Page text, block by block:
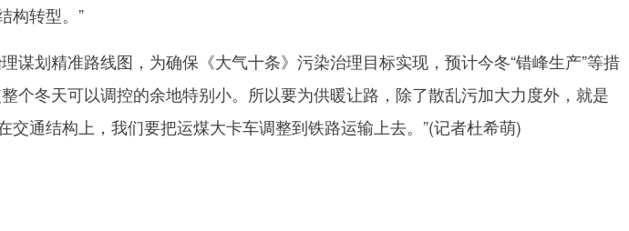
构转型。”
划精准路线图，为确保《大气十条》污染治理目标实现，预计今冬“错峰生产”等措
个冬天可以调控的余地特别小。所以要为供暖让路，除了散乱污加大力度外，就是
通结构上，我们要把运煤大卡车调整到铁路运输上去。”(记者杜希萌)